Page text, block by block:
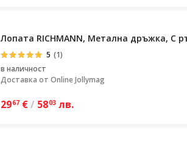
Лопата RICHMANN, Метална дръжка, С
5 (1)
в наличност
Доставка от Online Jollymag
2967 €/ 5803 лв.